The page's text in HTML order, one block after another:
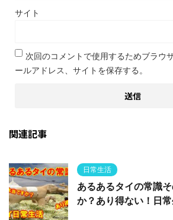
サイト
次回のコメントで使用するためブラウ
ールアドレス、サイトを保存する。
関連記事
日常生活
あるあるタイの常識
か？あり得ない！日